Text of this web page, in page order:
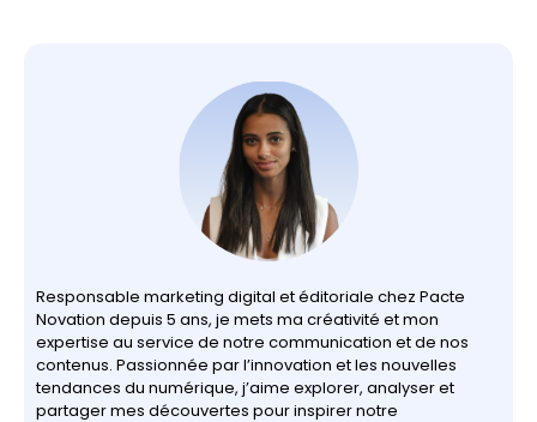
Responsable marketing digital et éditoriale chez Pacte
Novation depuis 5 ans, je mets ma créativité et mon
expertise au service de notre communication et de nos
contenus. Passionnée par l’innovation et les nouvelles
tendances du numérique, j’aime explorer, analyser et
partager mes découvertes pour inspirer notre